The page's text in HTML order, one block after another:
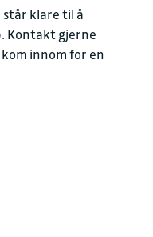
klare til å
Kontakt gjerne
innom for en